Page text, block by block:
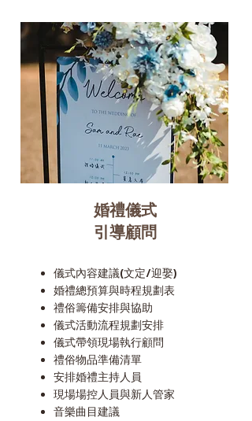
婚禮儀式
引導顧問
儀式內容建議(文定/迎娶)
婚禮總預算與時程規劃表
禮俗籌備安排與協助
儀式活動流程規劃安排
儀式帶領現場執行顧問
禮俗物品準備清單
安排婚禮主持人員
現場場控人員與新人管家
音樂曲目建議